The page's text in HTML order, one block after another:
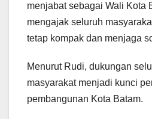
menjabat sebagai Wali Kota
mengajak seluruh
tetap kompak dan menjaga
Menurut Rudi, dukungan
masyarakat menjadi kunci
pembangunan Kota Batam.